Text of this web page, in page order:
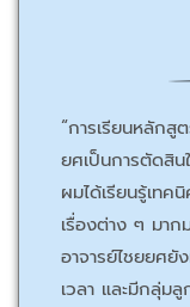
“การเรียนหลัก
ยศเป็นการตัดสิ
ผมได้เรียนรู้เทค
เรื่องต่าง ๆ มาก
อาจารย์ไชยยศยั
เวลา และมีกลุ่ม